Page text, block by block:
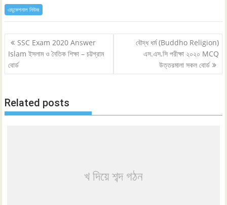
এডুকেশনাল নিউজ
Post
navigation
SSC Exam 2020 Answer
Islam ইসলাম ও নৈতিক শিক্ষা – চট্টগ্রাম
বোর্ড
বৌদ্ধ ধর্ম (Buddho Religion)
এস.এস.সি পরীক্ষা ২০২০ MCQ
উত্তরমালা সকল বোর্ড
Related posts
খ দিয়ে শব্দ গঠন